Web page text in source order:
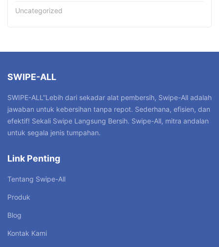
Uncategorized
SWIPE-ALL
SWIPE-ALL”Lebih dari sekadar alat pembersih, Swipe-All adalah
jawaban untuk kebersihan tanpa repot. Sederhana, efisien, dan
efektif! Sekali Swipe Langsung Bersih. Swipe-All, mitra andalan
untuk segala jenis tumpahan.
Link Penting
Tentang Swipe-All
Produk
Blog
Kontak Kami